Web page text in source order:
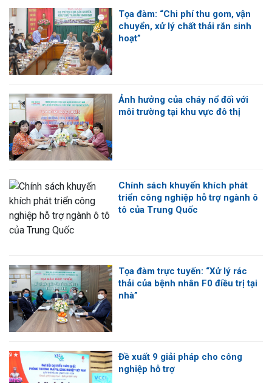
mới mà Việt Nam đã ký kết.
Tọa đàm: “Chi phí thu gom, vận
chuyển, xử lý chất thải rắn sinh
hoạt”
Ảnh hưởng của cháy nổ đối với
môi trường tại khu vực đô thị
Chính sách khuyến khích phát
triển công nghiệp hỗ trợ ngành ô
tô của Trung Quốc
Tọa đàm trực tuyến: “Xử lý rác
thải của bệnh nhân F0 điều trị tại
nhà”
Đề xuất 9 giải pháp cho công
nghiệp hỗ trợ